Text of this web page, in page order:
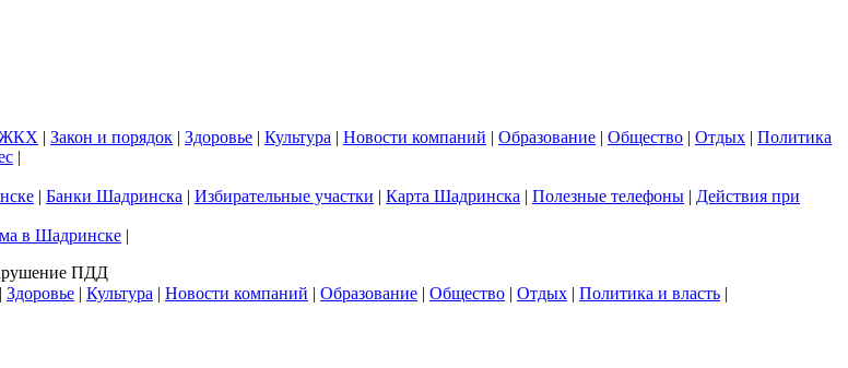
| Закон и порядок | Здоровье | Культура | Новости компаний | Образование | Общество | Отдых | Политика
|
| Банки Шадринска | Избирательные участки | Карта Шадринска | Полезные телефоны | Действия при
в Шадринске |
ПДД
| Здоровье | Культура | Новости компаний | Образование | Общество | Отдых | Политика и власть |